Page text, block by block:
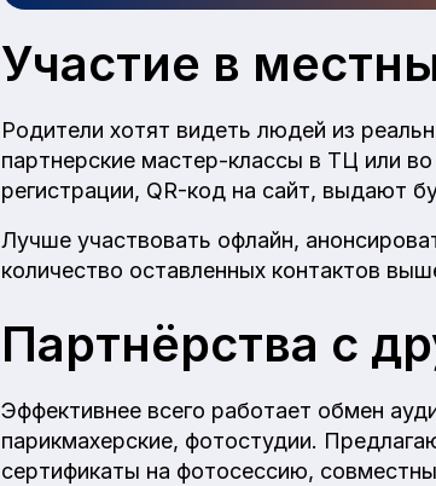
Участие в
Родители хотят видеть людей из
партнерские мастер-классы в ТЦ или
регистрации, QR-код на сайт, выдают
Лучше участвовать офлайн,
количество оставленных контактов
Партнёрства с
Эффективнее всего работает обмен
парикмахерские, фотостудии.
сертификаты на фотосессию,